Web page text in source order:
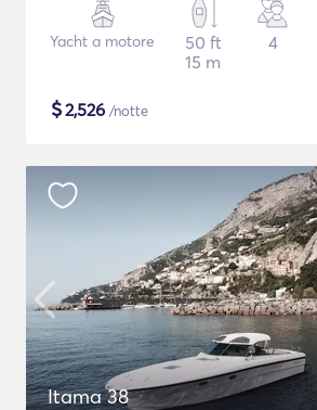
Yacht a motore
50 ft
15 m
4
$2,526 /notte
Itama 38